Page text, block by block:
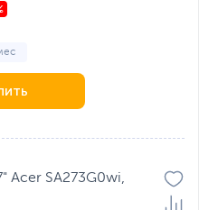
Acer SA273G0wi,